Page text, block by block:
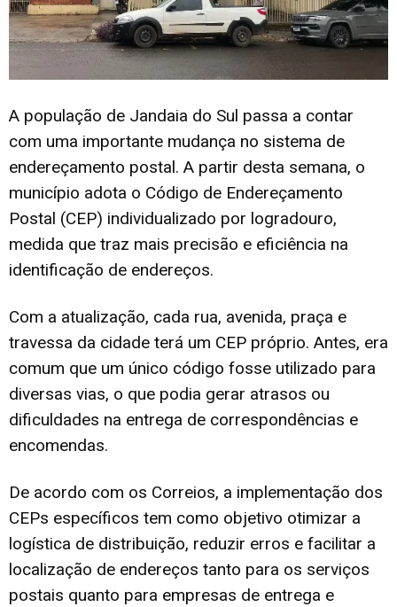
A população de Jandaia do Sul passa a contar
com uma importante mudança no sistema de
endereçamento postal. A partir desta semana, o
município adota o Código de Endereçamento
Postal (CEP) individualizado por logradouro,
medida que traz mais precisão e eficiência na
identificação de endereços.
Com a atualização, cada rua, avenida, praça e
travessa da cidade terá um CEP próprio. Antes, era
comum que um único código fosse utilizado para
diversas vias, o que podia gerar atrasos ou
dificuldades na entrega de correspondências e
encomendas.
De acordo com os Correios, a implementação dos
CEPs específicos tem como objetivo otimizar a
logística de distribuição, reduzir erros e facilitar a
localização de endereços tanto para os serviços
postais quanto para empresas de entrega e